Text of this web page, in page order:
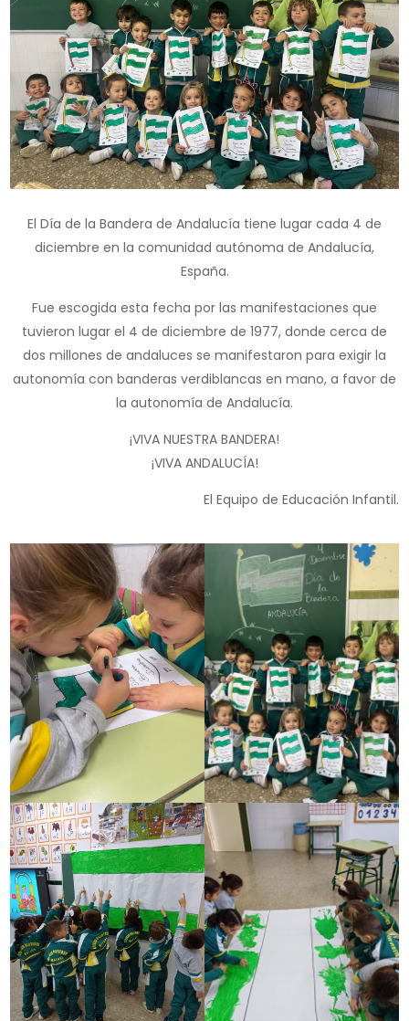
El Día de la Bandera de Andalucía tiene lugar cada 4 de
diciembre en la comunidad autónoma de Andalucía,
España.
Fue escogida esta fecha por las manifestaciones que
tuvieron lugar el 4 de diciembre de 1977, donde cerca de
dos millones de andaluces se manifestaron para exigir la
autonomía con banderas verdiblancas en mano, a favor de
la autonomía de Andalucía.
¡VIVA NUESTRA BANDERA!
¡VIVA ANDALUCÍA!
El Equipo de Educación Infantil.